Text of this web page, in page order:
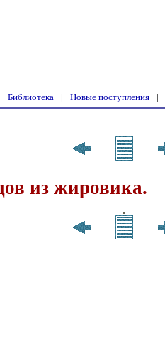
Библиотека Новые поступления
из жировика.